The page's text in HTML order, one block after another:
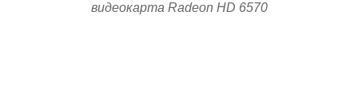
видеокарта Radeon HD 6570